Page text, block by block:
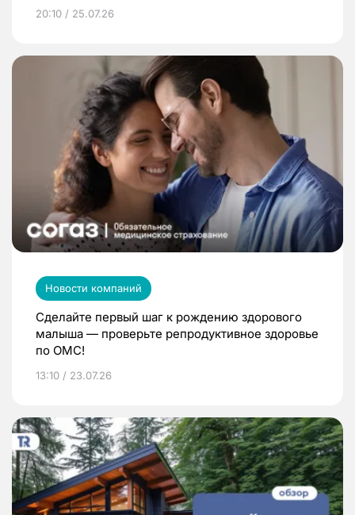
20:10 / 25.07.26
Новости компаний
Сделайте первый шаг к рождению здорового
малыша — проверьте репродуктивное здоровье
по ОМС!
13:10 / 23.07.26